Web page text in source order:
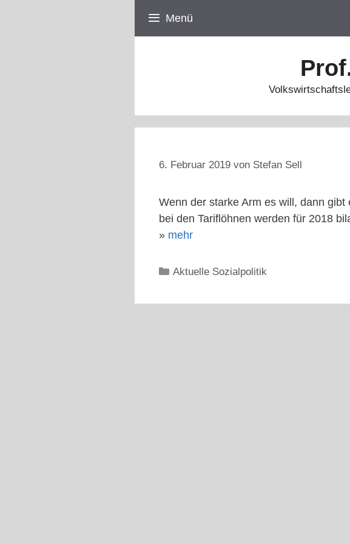
Menü
6. Februar 2019 von Stefan Sell
Wenn der starke Arm es will, dann
bei den Tariflöhnen werden für 2018
» mehr
Kategorien
Aktuelle Sozialpolitik